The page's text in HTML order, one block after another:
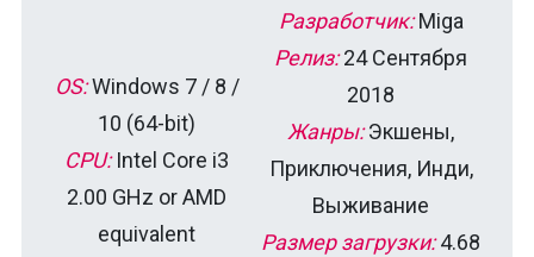
OS:Windows 7 / 8 /
10 (64-bit)
CPU:Intel Core i3
2.00 GHz or AMD
equivalent
Разработчик:Miga
Релиз:24 Сентября
2018
Жанры:Экшены,
Приключения, Инди,
Выживание
Размер загрузки:4.68